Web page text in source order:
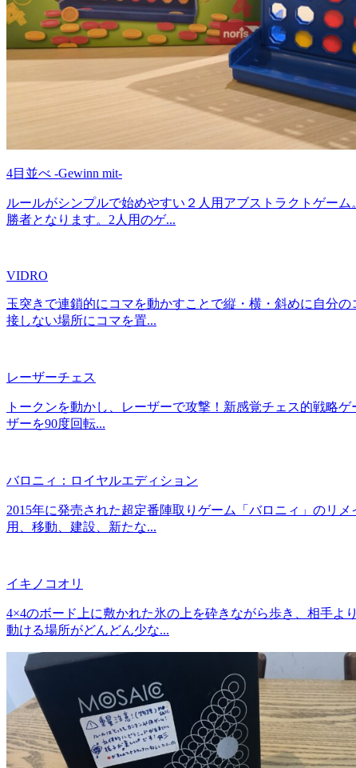
4目並べ -Gewinn mit-
ルールがシンプルで始めやすい２人用アブストラクトゲー
勝者となります。2人用のゲ...
VIDRO
玉突きで連鎖的にコマを動かすことで縦・横・斜めに自分
接しない場所にコマを置...
レーザーチェス
トークンを動かし、レーザーで攻撃！新感覚チェス的戦
ザーを90度回転...
バロニィ：ロイヤルエディション
2015年に発売された超定番陣取りゲーム「バロニィ」のリ
用、移動、建設、新たな...
イキノコオリ
4×4のボード上に敷かれた氷の上を砕きながら歩き、相手
動ける場所がどんどん少な...